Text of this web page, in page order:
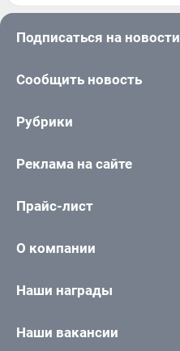
Подписаться на новости
Сообщить новость
Рубрики
Реклама на сайте
Прайс-лист
О компании
Наши награды
Наши вакансии